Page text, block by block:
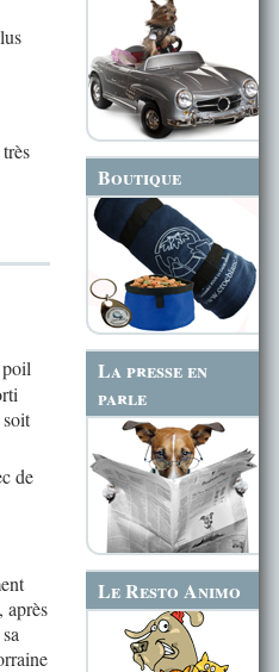
Boutique
La presse en
parle
Le Resto Animo
de
après